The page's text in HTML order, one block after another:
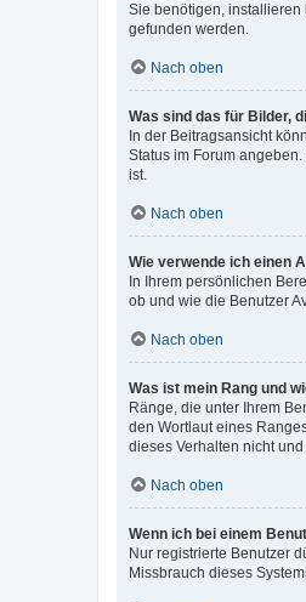
Sie benötigen, installieren
gefunden werden.
Nach oben
Was sind das für Bilder,
In der Beitragsansicht
Status im Forum
ist.
Nach oben
Wie verwende ich einen
In Ihrem persönlichen
ob und wie die Benutzer
Nach oben
Was ist mein Rang und
Ränge, die unter Ihrem
den Wortlaut eines
dieses Verhalten nicht
Nach oben
Wenn ich bei einem
Nur registrierte Benutzer
Missbrauch dieses